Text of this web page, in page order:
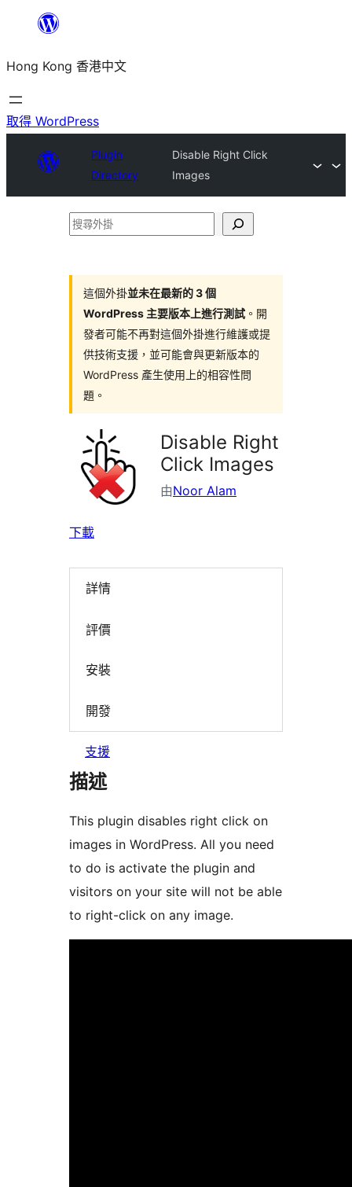
主
要
內
Hong Kong 香港中文
取得 WordPress
Plugin
Directory
Disable Right Click
Images
搜
這個外掛並未在最新的 3 個
WordPress 主要版本上進行測試 。開
發者可能不再對這個外掛進行維護或提
供技術支援，並可能會與更新版本的
WordPress 產生使用上的相容性問
題。
Disable Right
Click Images
由Noor Alam
下載
詳情
評價
安裝
開發
支援
描述
This plugin disables right click on
images in WordPress. All you need
to do is activate the plugin and
visitors on your site will not be able
to right-click on any image.